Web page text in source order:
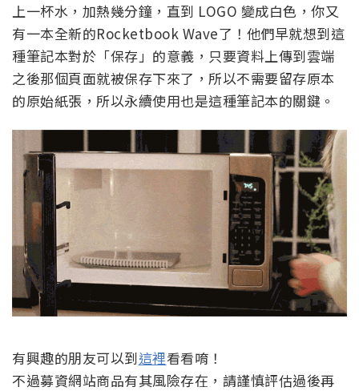
上一杯水，加熱幾分鐘，直到 LOGO 變成白色，你又
有一本全新的Rocketbook Wave了！他們早就想到這
種筆記本對於「保存」的意義，只要資料上傳到雲端
之後那個頁面就被保存下來了，所以不需要留存原本
的原始紙張，所以永續使用也是這種筆記本的關鍵。
有興趣的朋友可以到這裡看看唷！
不過募資網站商品有其風險存在，請謹慎評估過後再